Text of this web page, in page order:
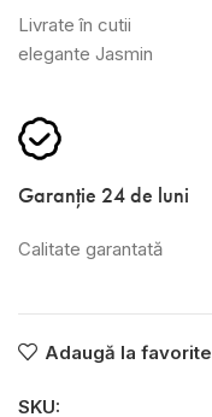
Livrate în cutii
elegante Jasmin
Garanție 24 de luni
Calitate garantată
Adaugă la favorite
SKU: